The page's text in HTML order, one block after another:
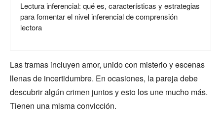
Lectura inferencial: qué es, características y estrategias
para fomentar el nivel inferencial de comprensión
lectora
Las tramas incluyen amor, unido con misterio y escenas
llenas de incertidumbre. En ocasiones, la pareja debe
descubrir algún crimen juntos y esto los une mucho más.
Tienen una misma convicción.